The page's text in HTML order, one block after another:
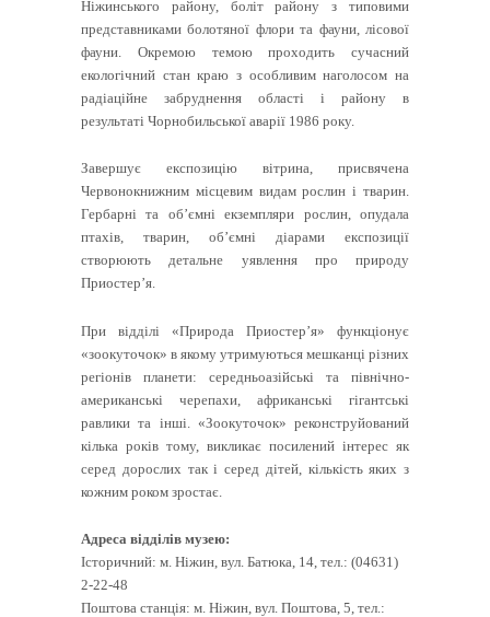
Ніжинського району, боліт району з типовими
представниками болотяної флори та фауни, лісової
фауни. Окремою темою проходить сучасний
екологічний стан краю з особливим наголосом на
радіаційне забруднення області і району в
результаті Чорнобильської аварії 1986 року.
Завершує експозицію вітрина, присвячена
Червонокнижним місцевим видам рослин і тварин.
Гербарні та об’ємні екземпляри рослин, опудала
птахів, тварин, об’ємні діарами експозиції
створюють детальне уявлення про природу
Приостер’я.
При відділі «Природа Приостер’я» функціонує
«зоокуточок» в якому утримуються мешканці різних
регіонів планети: середньоазійські та північно-
американські черепахи, африканські гігантські
равлики та інші. «Зоокуточок» реконструйований
кілька років тому, викликає посилений інтерес як
серед дорослих так і серед дітей, кількість яких з
кожним роком зростає.
Адреса відділів музею:
Історичний: м. Ніжин, вул. Батюка, 14, тел.: (04631)
2-22-48
Поштова станція: м. Ніжин, вул. Поштова, 5, тел.: